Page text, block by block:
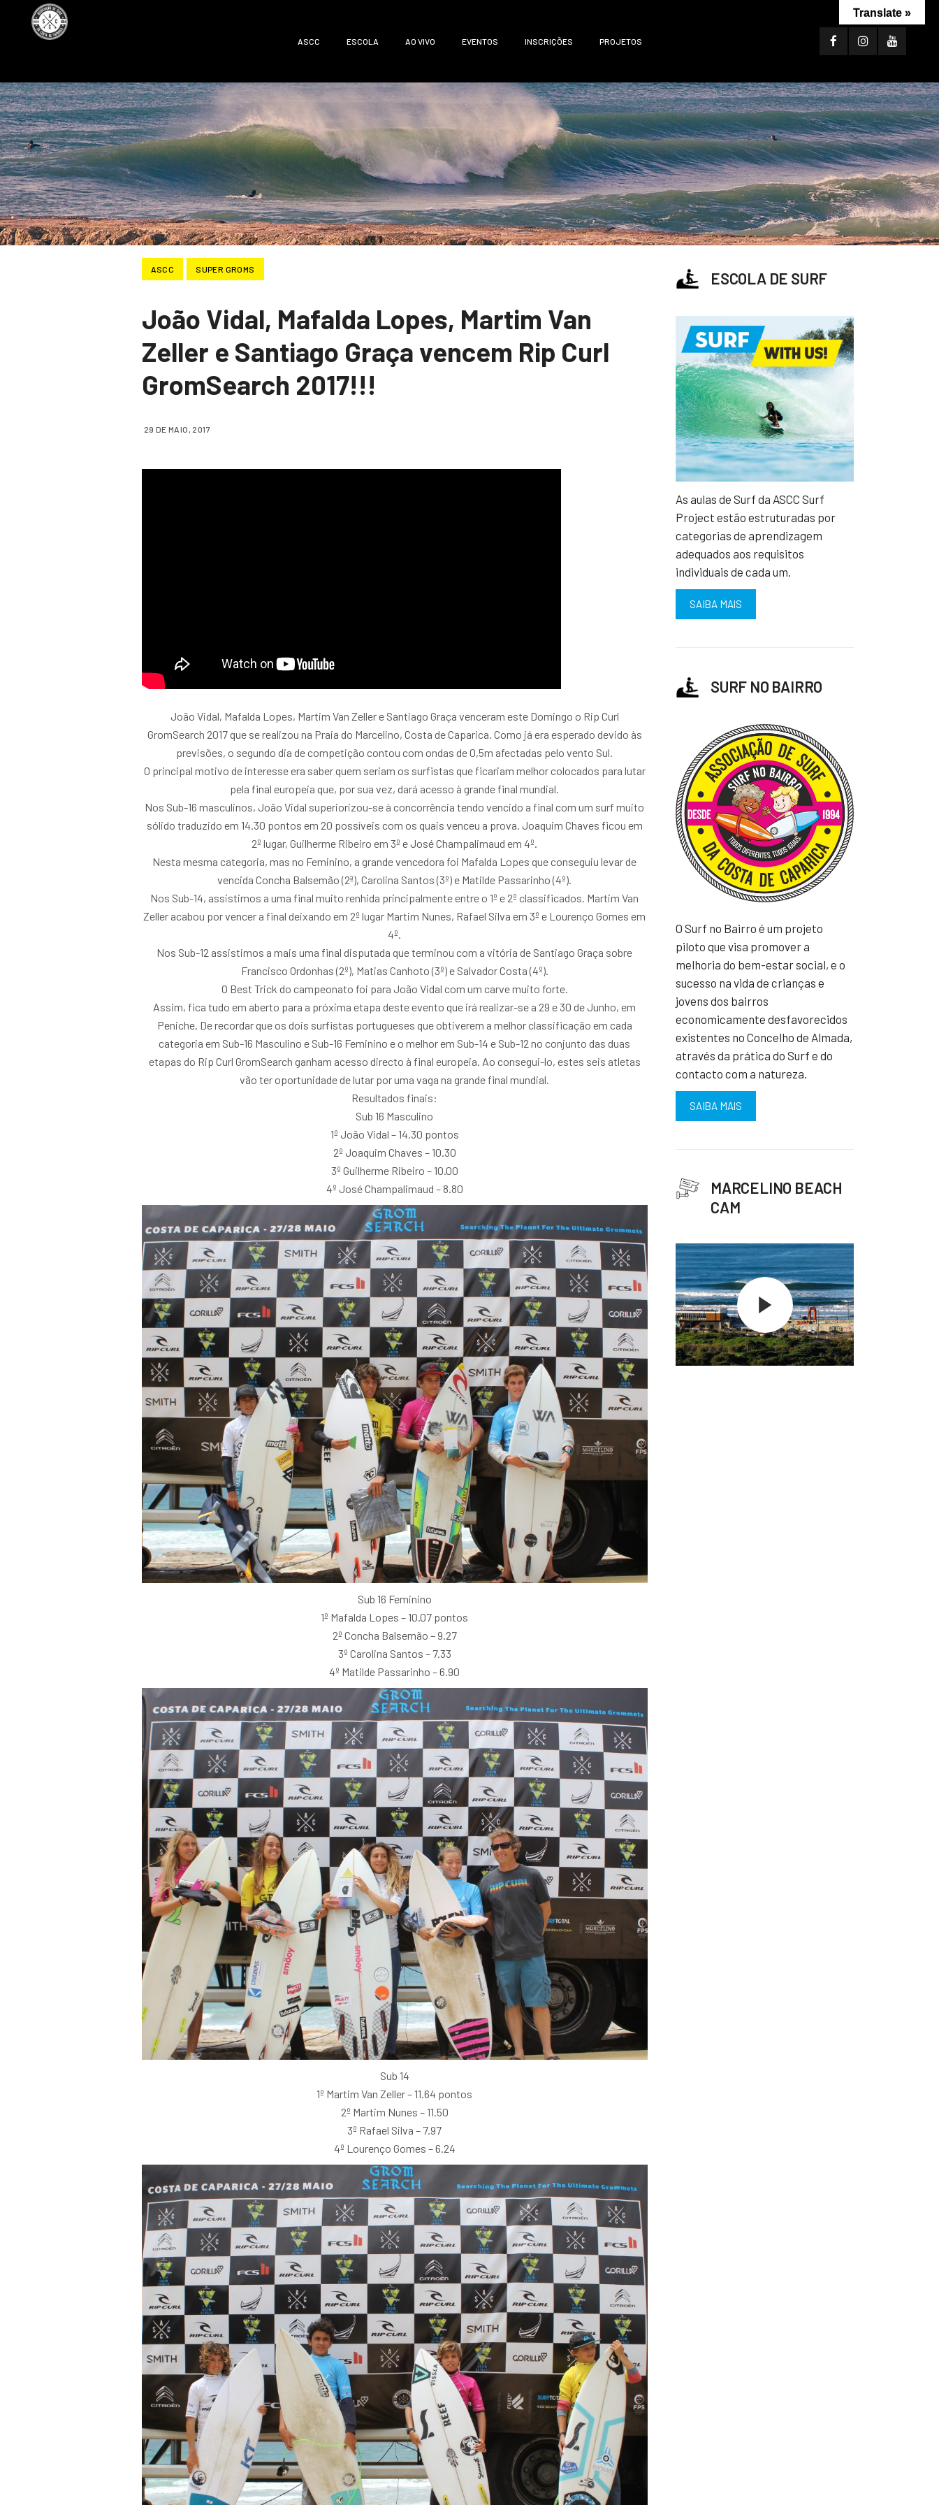
ASCC ESCOLA AO VIVO EVENTOS INSCRIÇÕES PROJETOS
ASCC SUPER GROMS
João Vidal, Mafalda Lopes, Martim Van
Zeller e Santiago Graça vencem Rip Curl
GromSearch 2017!!!
29 DE MAIO, 2017
João Vidal, Mafalda Lopes, Martim Van Zeller e Santiago Graça venceram este Domingo o Rip Curl
GromSearch 2017 que se realizou na Praia do Marcelino, Costa de Caparica. Como já era esperado devido às
previsões, o segundo dia de competição contou com ondas de 0,5m afectadas pelo vento Sul.
O principal motivo de interesse era saber quem seriam os surfistas que ficariam melhor colocados para lutar
pela final europeia que, por sua vez, dará acesso à grande final mundial.
Nos Sub-16 masculinos, João Vidal superiorizou-se à concorrência tendo vencido a final com um surf muito
sólido traduzido em 14.30 pontos em 20 possíveis com os quais venceu a prova. Joaquim Chaves ficou em
2º lugar, Guilherme Ribeiro em 3º e José Champalimaud em 4º.
Nesta mesma categoria, mas no Feminino, a grande vencedora foi Mafalda Lopes que conseguiu levar de
vencida Concha Balsemão (2ª), Carolina Santos (3º) e Matilde Passarinho (4º).
Nos Sub-14, assistimos a uma final muito renhida principalmente entre o 1º e 2º classificados. Martim Van
Zeller acabou por vencer a final deixando em 2º lugar Martim Nunes, Rafael Silva em 3º e Lourenço Gomes em
4º.
Nos Sub-12 assistimos a mais uma final disputada que terminou com a vitória de Santiago Graça sobre
Francisco Ordonhas (2º), Matias Canhoto (3º) e Salvador Costa (4º).
O Best Trick do campeonato foi para João Vidal com um carve muito forte.
Assim, fica tudo em aberto para a próxima etapa deste evento que irá realizar-se a 29 e 30 de Junho, em
Peniche. De recordar que os dois surfistas portugueses que obtiverem a melhor classificação em cada
categoria em Sub-16 Masculino e Sub-16 Feminino e o melhor em Sub-14 e Sub-12 no conjunto das duas
etapas do Rip Curl GromSearch ganham acesso directo à final europeia. Ao consegui-lo, estes seis atletas
vão ter oportunidade de lutar por uma vaga na grande final mundial.
Resultados finais:
Sub 16 Masculino
1º João Vidal – 14.30 pontos
2º Joaquim Chaves – 10.30
3º Guilherme Ribeiro – 10.00
4º José Champalimaud – 8.80
Sub 16 Feminino
1º Mafalda Lopes – 10.07 pontos
2º Concha Balsemão – 9.27
3º Carolina Santos – 7.33
4º Matilde Passarinho – 6.90
Sub 14
1º Martim Van Zeller – 11.64 pontos
2º Martim Nunes – 11.50
3º Rafael Silva – 7.97
4º Lourenço Gomes – 6.24
ESCOLA DE SURF
As aulas de Surf da ASCC Surf
Project estão estruturadas por
categorias de aprendizagem
adequados aos requisitos
individuais de cada um.
SAIBA MAIS
SURF NO BAIRRO
O Surf no Bairro é um projeto
piloto que visa promover a
melhoria do bem-estar social, e o
sucesso na vida de crianças e
jovens dos bairros
economicamente desfavorecidos
existentes no Concelho de Almada,
através da prática do Surf e do
contacto com a natureza.
SAIBA MAIS
MARCELINO BEACH
CAM
Translate »